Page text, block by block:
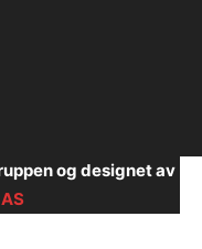
og designet av